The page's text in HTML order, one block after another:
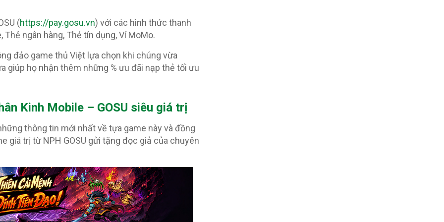
(https://pay.gosu.vn) với các hình thức thanh
Thẻ ngân hàng, Thẻ tín dụng, Ví MoMo.
đảo game thủ Việt lựa chọn khi chúng vừa
giúp họ nhận thêm những % ưu đãi nạp thẻ tối ưu
Kinh Mobile – GOSU siêu giá trị
thông tin mới nhất về tựa game này và đồng
giá trị từ NPH GOSU gửi tặng đọc giả của chuyên